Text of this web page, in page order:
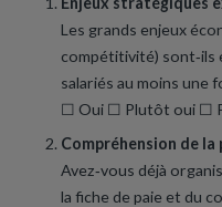
Les grands enjeux
compétitivité) sont‑ils
salariés au moins une
☐ Oui ☐ Plutôt oui ☐
Compréhension de
Avez‑vous déjà
la fiche de paie et du